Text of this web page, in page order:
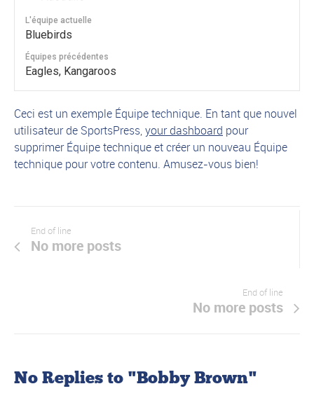
L'équipe actuelle
Bluebirds
Équipes précédentes
Eagles, Kangaroos
Ceci est un exemple Équipe technique. En tant que nouvel
utilisateur de SportsPress,your dashboard pour
supprimer Équipe technique et créer un nouveau Équipe
technique pour votre contenu. Amusez-vous bien!
End of line
No more posts
End of line
No more posts
No Replies to "Bobby Brown"